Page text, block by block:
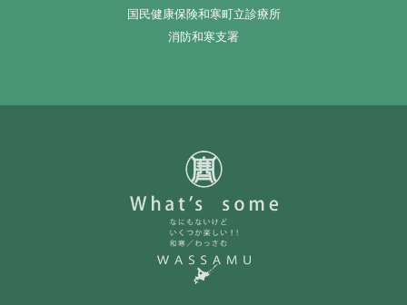
国民健康保険和寒町立診療所
消防和寒支署